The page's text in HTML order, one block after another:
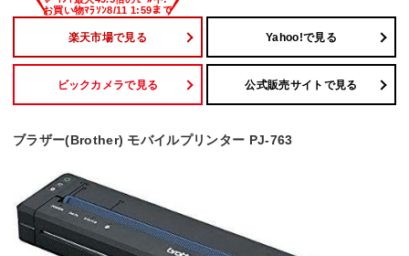
楽天市場で見る Yahoo!で見る
ビックカメラで見る 公式販売サイトで見る
ブラザー(Brother) モバイルプリンター PJ-763